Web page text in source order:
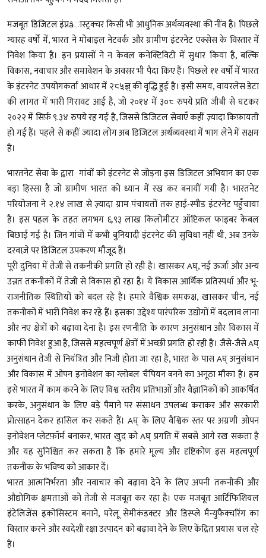
मजबूत डिजिटल इंप्रâास्ट्रक्चर किसी भी आधुनिक अर्थव्यवस्था की नींव है। पिछले
ग्यारह वर्षों में, भारत ने मोबाइल नेटवर्क और ग्रामीण इंटरनेट एक्सेस के विस्तार में
निवेश किया है। इन प्रयासों ने न केवल कनेक्टिविटी में सुधार किया है, बल्कि
विकास, नवाचार और समावेशन के अवसर भी पैदा किए हैं। पिछले ११ वर्षों में भारत
के इंटरनेट उपयोगकर्ता आधार में २८५ज्ञ् की वृद्धि हुई है। इसी समय, वायरलेस डेटा
की लागत में भारी गिरावट आई है, जो २०१४ में ३०८ रुपये प्रति जीबी से घटकर
२०२२ में सिर्फ़ ९.३४ रुपये रह गई है, जिससे डिजिटल सेवाएँ कहीं ज़्यादा किफ़ायती
हो गई हैं। पहले से कहीं ज़्यादा लोग अब डिजिटल अर्थव्यवस्था में भाग लेने में सक्षम
हैं।
भारतनेट सेवा के द्वारा गांवों को इंटरनेट से जोड़ना इस डिजिटल अभियान का एक
बड़ा हिस्सा है जो ग्रामीण भारत को ध्यान में रख कर बनायीं गयी है। भारतनेट
परियोजना ने २.१४ लाख से ज़्यादा ग्राम पंचायतों तक हाई-स्पीड इंटरनेट पहुँचाया
है। इस पहल के तहत लगभग ६.९३ लाख किलोमीटर ऑप्टिकल फाइबर केबल
बिछाई गई है। जिन गांवों में कभी बुनियादी इंटरनेट की सुविधा नहीं थी, अब उनके
दरवाज़े पर डिजिटल उपकरण मौजूद हैं।
पूरी दुनिया में तेजी से तकनीकी प्रगति हो रही है। खासकर Aघ्, नई ऊर्जा और अन्य
उन्नत तकनीकों में तेजी से विकास हो रहा है। ये विकास आर्थिक प्रतिस्पर्धा और भू-
राजनीतिक स्थितियों को बदल रहे हैं। हमारे वैश्विक समकक्ष, खासकर चीन, नई
तकनीकों में भारी निवेश कर रहे हैं। इसका उद्देश्य पारंपरिक उद्योगों में बदलाव लाना
और नए क्षेत्रों को बढ़ावा देना है। इस रणनीति के कारण अनुसंधान और विकास में
काफी निवेश हुआ है, जिससे महत्वपूर्ण क्षेत्रों में अच्छी प्रगति हो रही है। जैसे-जैसे Aघ्
अनुसंधान तेजी से नियंत्रित और निजी होता जा रहा है, भारत के पास Aघ् अनुसंधान
और विकास में ओपन इनोवेशन का ग्लोबल चैंपियन बनने का अनूठा मौका है। हम
इसे भारत में काम करने के लिए विश्व स्तरीय प्रतिभाओं और वैज्ञानिकों को आकर्षित
करके, अनुसंधान के लिए बड़े पैमाने पर संसाधन उपलब्ध कराकर और सरकारी
प्रोत्साहन देकर हासिल कर सकते हैं। Aघ् के लिए वैश्विक स्तर पर अग्रणी ओपन
इनोवेशन प्लेटफ़ॉर्म बनाकर, भारत खुद को Aघ् प्रगति में सबसे आगे रख सकता है
और यह सुनिश्चित कर सकता है कि हमारे मूल्य और दृष्टिकोण इस महत्वपूर्ण
तकनीक के भविष्य को आकार दें।
भारत आत्मनिर्भरता और नवाचार को बढ़ावा देने के लिए अपनी तकनीकी और
औद्योगिक क्षमताओं को तेजी से मजबूत कर रहा है। एक मजबूत आर्टिफिशियल
इंटेलिजेंस इकोसिस्टम बनाने, घरेलू सेमीकंडक्टर और डिस्प्ले मैन्युफैक्चरिंग का
विस्तार करने और स्वदेशी रक्षा उत्पादन को बढ़ावा देने के लिए केंद्रित प्रयास चल रहे
हैं।